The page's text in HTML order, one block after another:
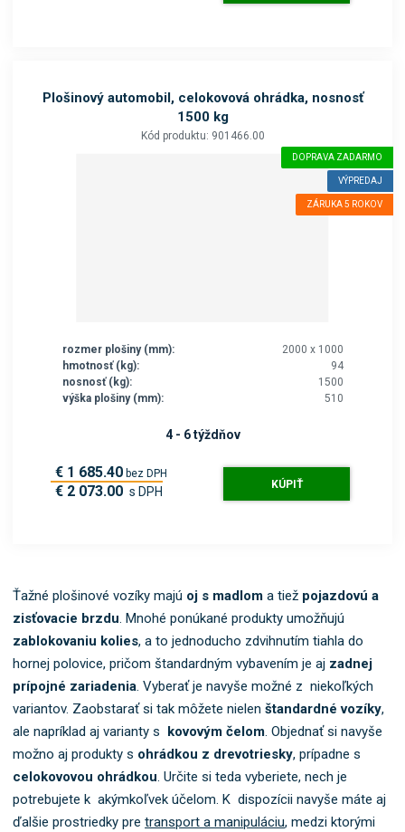
Plošinový automobil, celokovová ohrádka, nosnosť
1500 kg
Kód produktu: 901466.00
DOPRAVA ZADARMO
VÝPREDAJ
ZÁRUKA 5 ROKOV
rozmer plošiny (mm):
2000 x 1000
hmotnosť (kg):
94
nosnosť (kg):
1500
výška plošiny (mm):
510
4 - 6 týždňov
€ 1 685.40 bez DPH
€ 2 073.00 s DPH KÚPIŤ
Ťažné plošinové vozíky majú oj s madloma tiež pojazdovú a
zisťovacie brzdu. Mnohé ponúkané produkty umožňujú
zablokovaniu kolies, a to jednoducho zdvihnutím tiahla do
hornej polovice, pričom štandardným vybavením je aj zadnej
prípojné zariadenia. Vyberať je navyše možné z niekoľkých
variantov. Zaobstarať si tak môžete nielenštandardné vozíky,
ale napríklad aj varianty s
kovovým čelom. Objednať si navyše
možno aj produkty s ohrádkou z drevotriesky, prípadne s
celokovovou ohrádkou. Určite si teda vyberiete, nech je
potrebujete k akýmkoľvek účelom. K dispozícii navyše máte aj
ďalšie prostriedky pretransport a manipuláciu, medzi ktorými